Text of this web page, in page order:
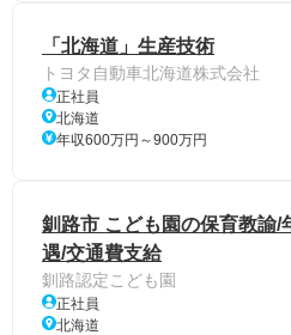
「北海道」生産技術
トヨタ自動車北海道株式会社
正社員
北海道
年収600万円～900万円
釧路市 こども園の保育教諭/
遇/交通費支給
釧路認定こども園
正社員
北海道